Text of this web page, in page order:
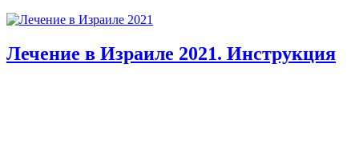
Лечение в Израиле 2021. Инструкция